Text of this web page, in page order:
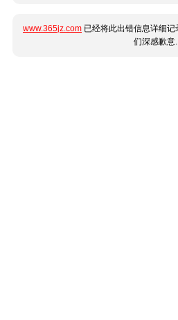
www.365jz.com 已经将此出错信息详细
们深感歉意.